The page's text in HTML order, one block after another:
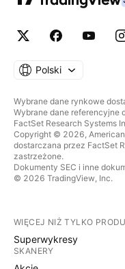
Polski
Wybrane dane rynkowe
Wybrane dane
FactSet Research Systems
Copyright © 2026,
dostarczana przez FactSet
zastrzeżone.
Dokumenty SEC i inne
© 2026 TradingView, Inc.
WIĘCEJ NIŻ TYLKO
Superwykresy
SKANERY